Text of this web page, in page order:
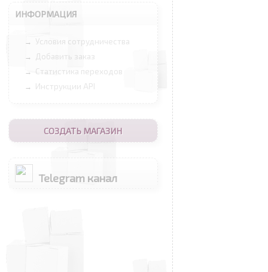
ИНФОРМАЦИЯ
→ Условия сотрудничества
→ Добавить заказ
→ Статистика переходов
→ Инструкции API
СОЗДАТЬ МАГАЗИН
Telegram канал